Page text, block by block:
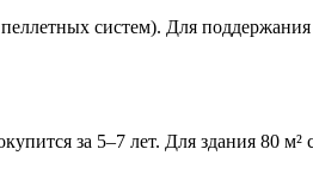
пеллетных систем). Для
за 5–7 лет. Для здания 80 м²